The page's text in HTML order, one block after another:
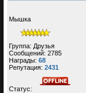
Мышка
Группа: Друзья
Сообщений: 2785
Награды: 68
Репутация: 2431
Статус: